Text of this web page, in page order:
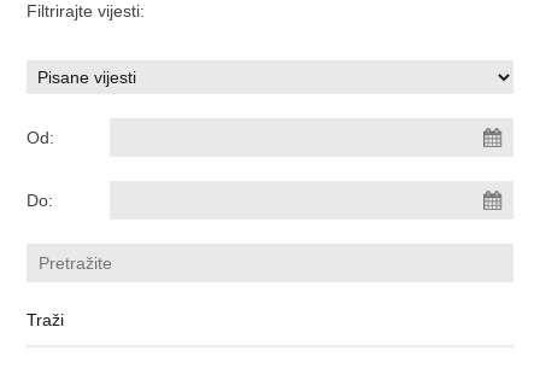
Filtrirajte vijesti:
Od:
Do: